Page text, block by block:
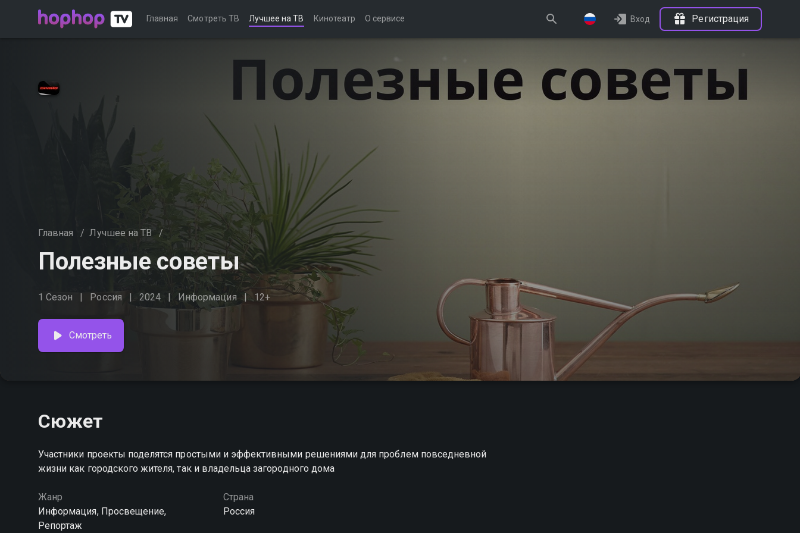
Главная Смотреть ТВ Лучшее на ТВ Кинотеатр О сервисе Вход Регистрация
Главная / Лучшее на ТВ /
Полезные советы
1 Сезон Россия 2024 Информация 12+
Смотреть
Сюжет
Участники проекты поделятся простыми и эффективными решениями для проблем повседневной
жизни как городского жителя, так и владельца загородного дома
Жанр
Информация, Просвещение,
Репортаж
Страна
Россия